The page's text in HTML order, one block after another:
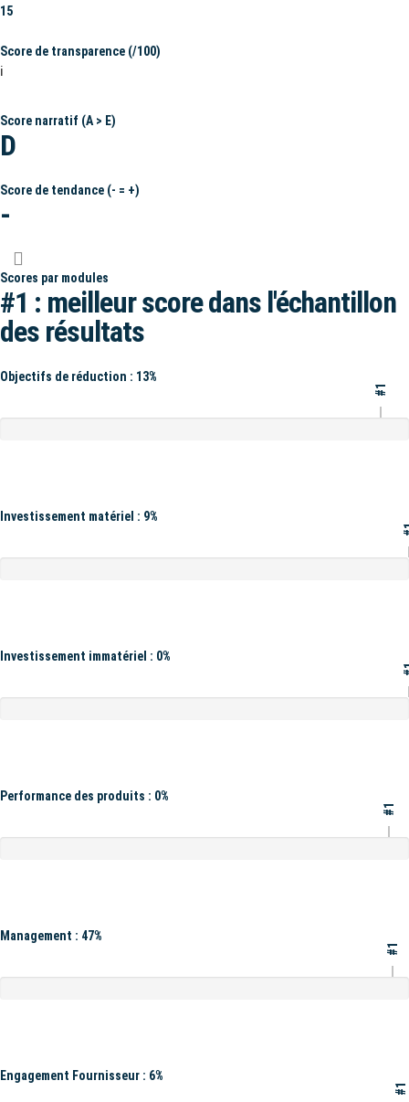
15
Score de transparence (/100)
ℹ️
Score narratif (A > E)
D
Score de tendance (- = +)
-
Scores par modules
#1 : meilleur score dans l'échantillon
des résultats
Objectifs de réduction : 13%
#1
Investissement matériel : 9%
Investissement immatériel : 0%
Performance des produits : 0%
#1
Management : 47%
#1
Engagement Fournisseur : 6%
#1